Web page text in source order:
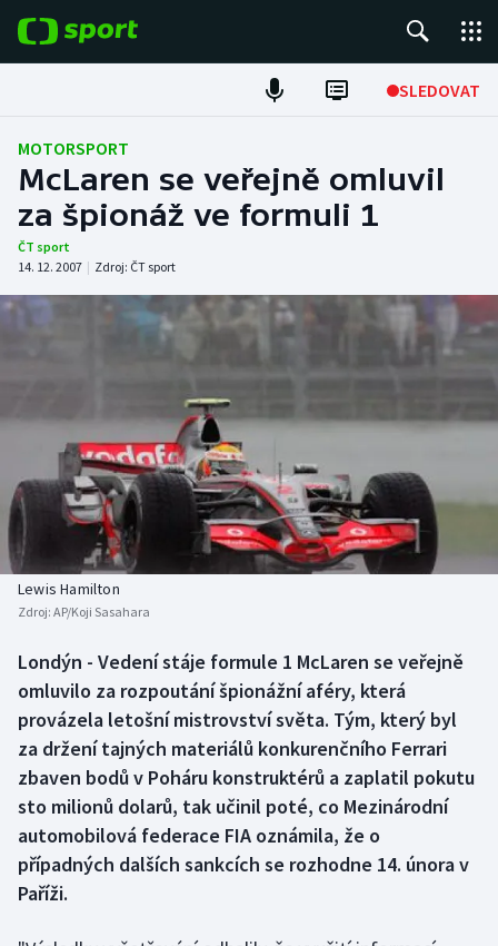
SLEDOVAT
Fotbal
Hokej
Tenis
Atletika
Americký fotbal
Baseball a softbal
Basketbal
Biatlon
Boby a skeleton
Box
Curling
Dostihy
Florbal
Futsal
NEPŘEHLÉDNĚTE
Soutěže
Historické návraty
Aplikace ČT sport
AZ kvíz
MOTORSPORT
McLaren se veřejně omluvil
za špionáž ve formuli 1
ČT sport
14. 12. 2007 | Zdroj: ČT sport
Lewis Hamilton
Zdroj: AP/Koji Sasahara
Londýn - Vedení stáje formule 1 McLaren se veřejně
omluvilo za rozpoutání špionážní aféry, která
provázela letošní mistrovství světa. Tým, který byl
za držení tajných materiálů konkurenčního Ferrari
zbaven bodů v Poháru konstruktérů a zaplatil pokutu
sto milionů dolarů, tak učinil poté, co Mezinárodní
automobilová federace FIA oznámila, že o
případných dalších sankcích se rozhodne 14. února v
Paříži.